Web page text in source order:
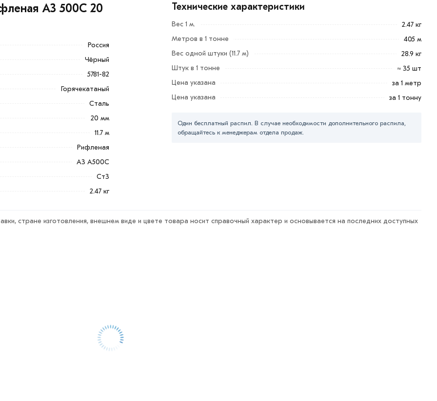
конструкций: междуэтажных
зданий с повышенной
и пр. Для изготовления
склада в Москве. Гарантируем
согласуем отправку партии в любой
или нажмите на
500С 20 мм из категорииАрматура
менеджеры обработают
обязательно).
А3 500С 20
Россия
Чёрный
5781-82
Горячекатаный
Сталь
20 мм
11.7 м
Рифленая
А3 А500С
Ст3
2.47 кг
Технические характеристики
Вес 1 м.
2.47 кг
Метров в 1 тонне
405 м
Вес одной штуки (11.7 м)
28.9 кг
Штук в 1 тонне
≈ 35 шт
Цена указана
за 1 метр
Цена указана
за 1 тонну
Один бесплатный распил. В случае необходимости дополнительного распила,
обращайтесь к менеджерам отдела продаж.
стране изготовления, внешнем виде и цвете товара носит справочный характер и основывается на последних доступных